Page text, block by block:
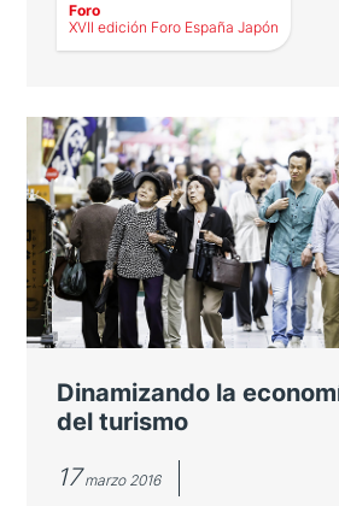
Foro
XVII edición Foro España Japón
XVII edición Foro
Se celebró del 14 al 16 de
se centró en el turismo y en
tecnológica como respuesta al
envejecimiento de la
Dinamizando la
del turismo
17marzo 2016